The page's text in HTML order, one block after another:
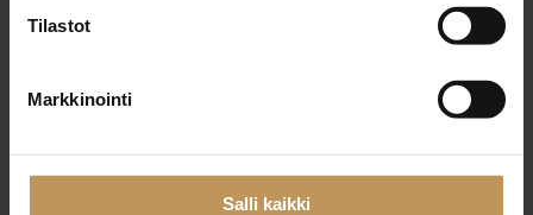
Tilastot
Markkinointi
Salli kaikki